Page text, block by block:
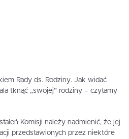
Rady ds. Rodziny. Jak widać
tknąć „swojej” rodziny – czytamy
Komisji należy nadmienić, że jej
przedstawionych przez niektóre